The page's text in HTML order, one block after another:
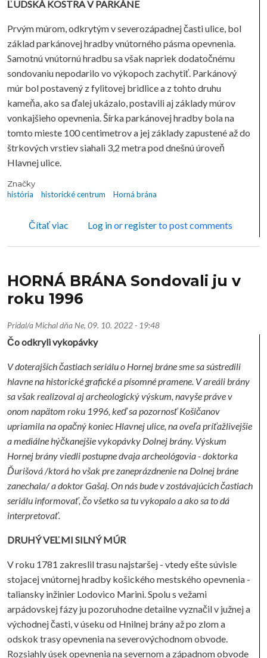
ĽUDSKÁ KOSTRA V PARKÁNE
Prvým múrom, odkrytým v severozápadnej časti ulice, bol
základ parkánovej hradby vnútorného pásma opevnenia.
Samotnú vnútornú hradbu sa však napriek dodatočnému
sondovaniu nepodarilo vo výkopoch zachytiť. Parkánový
múr bol postavený z fylitovej bridlice a z tohto druhu
kameňa, ako sa ďalej ukázalo, postavili aj základy múrov
vonkajšieho opevnenia. Šírka parkánovej hradby bola na
tomto mieste 100 centimetrov a jej základy zapustené až do
štrkových vrstiev siahali 3,2 metra pod dnešnú úroveň
Hlavnej ulice.
Značky
história
historické centrum Horná brána
Čítať viaco HORNÁ BRÁNA Sondovali ju v roku 1996
Log inorregisterto post comments
HORNÁ BRÁNA Sondovali ju v
roku 1996
Pridal/a Michaldňa Ne, 09. 10. 2022 - 19:48
Čo odkryli vykopávky
V doterajších častiach seriálu o Hornej bráne sme sa sústredili
hlavne na historické grafické a písomné pramene. V areáli brány
sa však realizoval aj archeologický výskum, navyše práve v
onom napätom roku 1996, keď sa pozornosť Košičanov
upriamila na opačný koniec Hlavnej ulice, na oveľa príťažlivejšie
a mediálne hýčkanejšie vykopávky Dolnej brány. Výskum
Hornej brány viedli postupne dvaja archeológovia - doktorka
Ďurišová /ktorá ho však pre zaneprázdnenie na Dolnej bráne
zanechala/ a doktor Gašaj. On nás bude v zostávajúcich častiach
seriálu informovať, čo všetko sa tu vykopalo a ako sa to dá
interpretovať.
DRUHÝ VEĽMI SILNÝ MÚR
V roku 1781 zakreslil trasu najstaršej - vtedy ešte súvisle
stojacej vnútornej hradby košického mestského opevnenia -
taliansky inžinier Lodovico Marini. Spolu s vežami
arpádovskej fázy ju pozoruhodne detailne vyznačil v južnej a
východnej časti, v úseku od Hnilnej brány až po zlom a
odskok trasy opevnenia na severovýchodnom obvode.
Rozsiahly úsek opevnenia na severnom a západnom obvode